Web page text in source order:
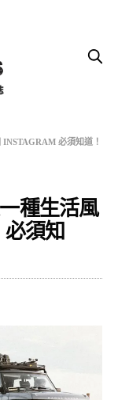
必須知道！
種生活風
須知